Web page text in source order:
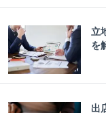
立
を
出